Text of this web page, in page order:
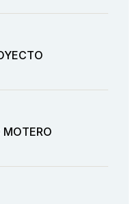
MOTERO